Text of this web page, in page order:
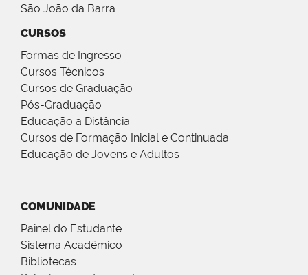
São João da Barra
CURSOS
Formas de Ingresso
Cursos Técnicos
Cursos de Graduação
Pós-Graduação
Educação a Distância
Cursos de Formação Inicial e Continuada
Educação de Jovens e Adultos
COMUNIDADE
Painel do Estudante
Sistema Acadêmico
Bibliotecas